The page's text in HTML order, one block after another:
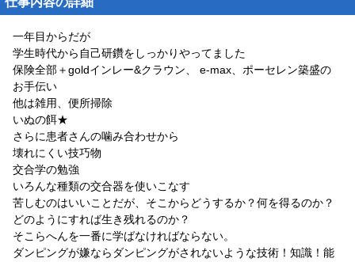
一年目からだが
学生時代から自己研鑽をしっかりやってました
保険全部＋goldインレー&クラウン、 e-max、ポーセレン築盛の
お手伝い
他は雑用、便所掃除
いぬの餌★
さらに患者さんの噛み合わせから
壊れにくい技巧物
交合学の勉強
いろんな種類の交合器を使いこなす
苦しむのはいいことだが、そこからどうするか？何を得るのか？
どのようにすれば生き残れるのか？
そこらへんを一番に学ばなければならない。
ダンピングが嫌ならダンピングがされないような技術！知識！能